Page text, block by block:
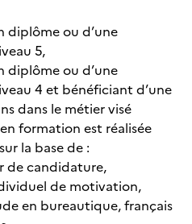
diplôme ou d’une
5,
diplôme ou d’une
4 et bénéficiant d’une
dans le métier visé
formation est réalisée
la base de :
de candidature,
de motivation,
en bureautique, français